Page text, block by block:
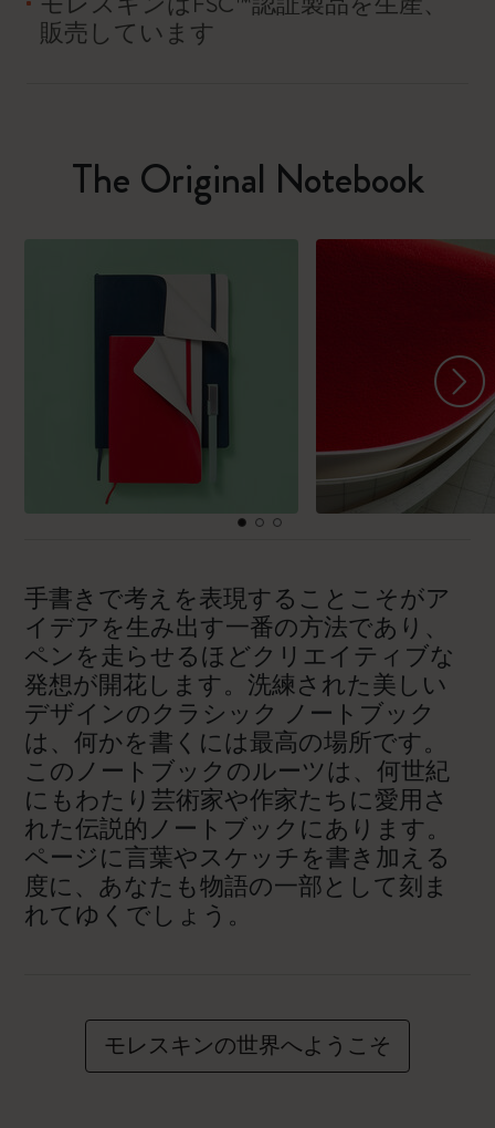
販売しています
The Original Notebook
手書きで考えを表現することこそがア
イデアを生み出す一番の方法であり、
ペンを走らせるほどクリエイティブな
発想が開花します。洗練された美しい
デザインのクラシック ノートブック
は、何かを書くには最高の場所です。
このノートブックのルーツは、何世紀
にもわたり芸術家や作家たちに愛用さ
れた伝説的ノートブックにあります。
ページに言葉やスケッチを書き加える
度に、あなたも物語の一部として刻ま
れてゆくでしょう。
モレスキンの世界へようこそ